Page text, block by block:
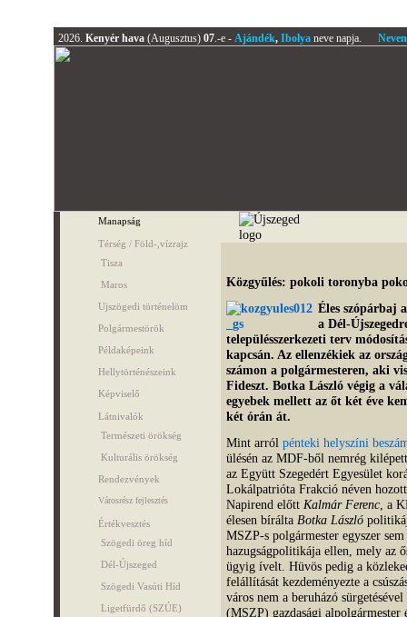
2026. Kenyér hava (Augusztus) 07.-e - Ajándék, Ibolyaneve napja.
Manapság
Térség / Föld-,vízrajz
Tisza
Maros
Ujszögedi történelöm
Polgármestörök
Példaképeink
Hellytörténészeink
Képviselő
Látnivalók
Természeti örökség
Kulturális örökség
Rendezvények
Városrész fejlesztés
Értékvesztés
Szögedi öreg híd
Dél-Újszeged
Szögedi Vasúti Híd
Ligetfürdő (SZÚE)
Közgyűlés: pokoli toronyba
Éles szópárbaj
a Dél-
településszerkezeti terv
kapcsán. Az ellenzékiek az
számon a polgármesteren, aki
Fideszt. Botka László végig a
egyebek mellett az őt két éve
két órán át.
Mint arról pénteki helyszíni
ülésén az MDF-ből nemrég
az Együtt Szegedért Egyesület
Lokálpatrióta Frakció néven
Napirend előtt Kalmár Ferenc, a
élesen bírálta Botka László
MSZP-s polgármester egyszer
hazugságpolitikája ellen, mely az
ügyig ívelt. Hüvös pedig a
felállítását kezdeményezte a
város nem a beruházó
(MSZP) gazdasági